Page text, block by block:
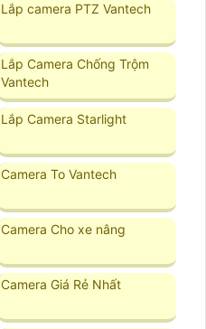
Lắp camera PTZ Vantech
Lắp Camera Chống Trộm
Vantech
Lắp Camera Starlight
Camera To Vantech
Camera Cho xe nâng
Camera Giá Rẻ Nhất